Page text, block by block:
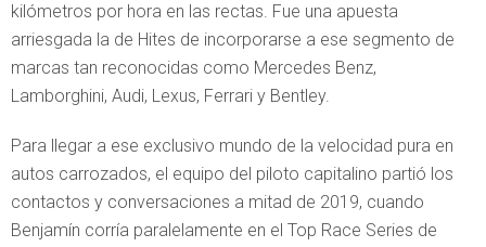
kilómetros por hora en las rectas. Fue una apuesta
arriesgada la de Hites de incorporarse a ese segmento de
marcas tan reconocidas como Mercedes Benz,
Lamborghini, Audi, Lexus, Ferrari y Bentley.
Para llegar a ese exclusivo mundo de la velocidad pura en
autos carrozados, el equipo del piloto capitalino partió los
contactos y conversaciones a mitad de 2019, cuando
Benjamín corría paralelamente en el Top Race Series de